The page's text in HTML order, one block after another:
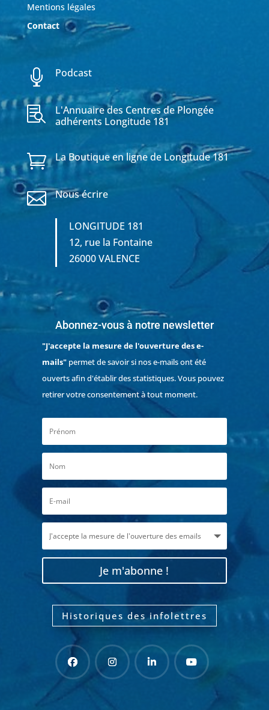
Mentions légales
Contact
 Podcast

L'Annuaire des Centres de Plongée
adhérents Longitude 181
 La Boutique en ligne de Longitude 181
 Nous écrire
LONGITUDE 181
12, rue la Fontaine
26000 VALENCE
Abonnez-vous à notre newsletter
"J'accepte la mesure de l'ouverture des e-
mails"permet de savoir si nos e-mails ont été
ouverts afin d'établir des statistiques. Vous pouvez
retirer votre consentement à tout moment.
Je m'abonne !
Historiques des infolettres